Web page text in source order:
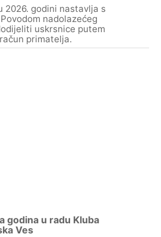
2026. godini nastavlja s
nadolazećeg
uskrsnice putem
primatelja.
godina u radu Kluba
Ves